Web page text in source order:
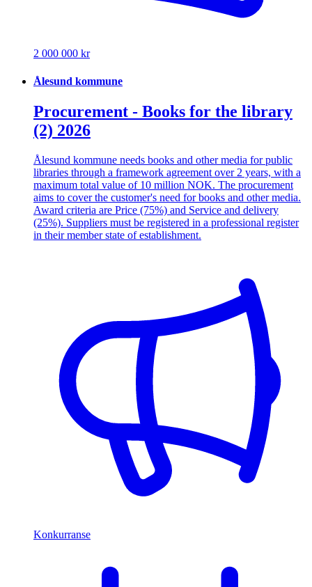
2 000 000 kr
Ålesund kommune
Procurement - Books for the library
(2) 2026
Ålesund kommune needs books and other media for public
libraries through a framework agreement over 2 years, with a
maximum total value of 10 million NOK. The procurement
aims to cover the customer's need for books and other media.
Award criteria are Price (75%) and Service and delivery
(25%). Suppliers must be registered in a professional register
in their member state of establishment.
Konkurranse